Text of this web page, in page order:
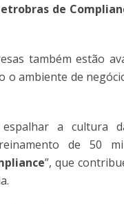
de
também estão
ambiente de
a cultura
de 50
”, que